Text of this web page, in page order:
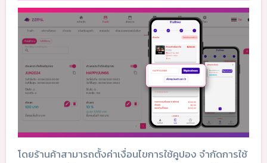
โดยร้านค้าสามารถตั้งค่าเงื่อนไขการใช้คูปอง จำกัดการใช้